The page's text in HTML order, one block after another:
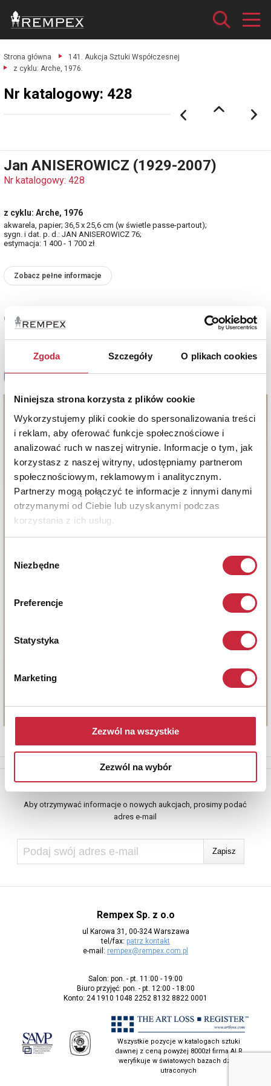
Zgoda Szczegóły O plikach cookies
Niniejsza strona korzysta z plików cookie
Wykorzystujemy pliki cookie do spersonalizowania treści
i reklam, aby oferować funkcje społecznościowe i
analizować ruch w naszej witrynie. Informacje o tym, jak
korzystasz z naszej witryny, udostępniamy partnerom
społecznościowym, reklamowym i analitycznym.
Partnerzy mogą połączyć te informacje z innymi danymi
otrzymanymi od Ciebie lub uzyskanymi podczas
korzystania z ich usług.
zgody
Niezbędne
Preferencje
Statystyka
Marketing
Zezwól na wszystkie
Zezwól na wybór
Strona główna
141. Aukcja Sztuki Współczesnej
z cyklu: Arche, 1976.
Nr katalogowy: 428
Jan ANISEROWICZ (1929-2007)
Nr katalogowy: 428
z cyklu: Arche, 1976
akwarela, papier; 36,5 x 25,6 cm (w świetle passe-partout);
sygn. i dat. p. d.: JAN ANISEROWICZ 76;
estymacja: 1 400 - 1 700 zł
Zobacz pełne informacje
Cena sprzedaży
18 000 zł
Newsletter
Aby otrzymywać informacje o nowych aukcjach, prosimy podać
adres e-mail
Rempex Sp. z o.o
ul Karowa 31, 00-324 Warszawa
tel/fax: patrz kontakt
e-mail: rempex@rempex.com.pl
Salon: pon. - pt. 11:00 - 19:00
Biuro przyjęć: pon. - pt. 12:00 - 18:00
Konto: 24 1910 1048 2252 8132 8822 0001
Wszystkie pozycje w katalogach sztuki
dawnej z ceną powyżej 8000zł firma ALR
weryfikuje w światowych bazach dzieł
utraconych